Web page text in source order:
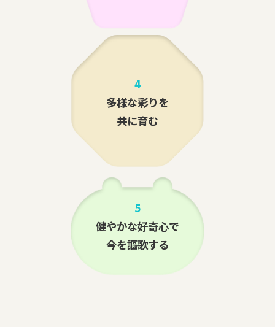
4
多様な彩りを
共に育む
5
健やかな好奇心で
今を謳歌する